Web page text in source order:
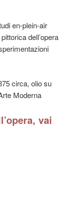
en-plein-air
dell’opera
circa, olio su
Moderna
vai